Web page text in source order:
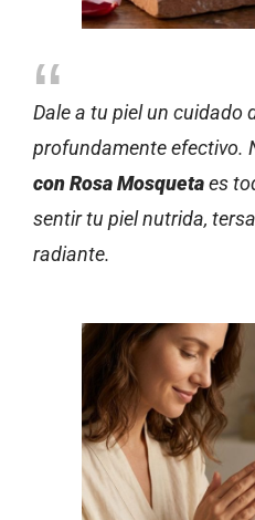
Dale a tu piel un cuidado
profundamente efectivo.
con Rosa Mosquetaes
sentir tu piel nutrida,
radiante.